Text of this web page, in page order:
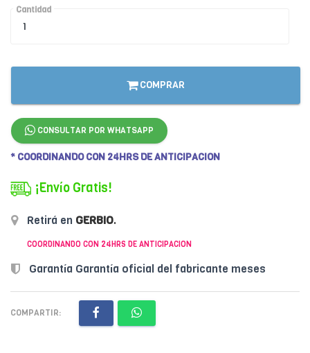
Cantidad
COMPRAR
CONSULTAR POR WHATSAPP
* COORDINANDO CON 24HRS DE ANTICIPACION
¡Envío Gratis!
Retirá en GERBIO.
COORDINANDO CON 24HRS DE ANTICIPACION
Garantía Garantía oficial del fabricante meses
COMPARTIR: